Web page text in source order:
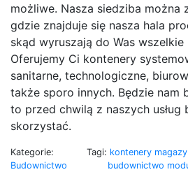
możliwe. Nasza siedziba można
gdzie znajduje się nasza hala
skąd wyruszają do Was wszelkie
Oferujemy Ci kontenery
sanitarne, technologiczne,
także sporo innych. Będzie nam
to przed chwilą z naszych usług
skorzystać.
Kategorie:
Budownictwo
Tagi: kontenery
budownictwo